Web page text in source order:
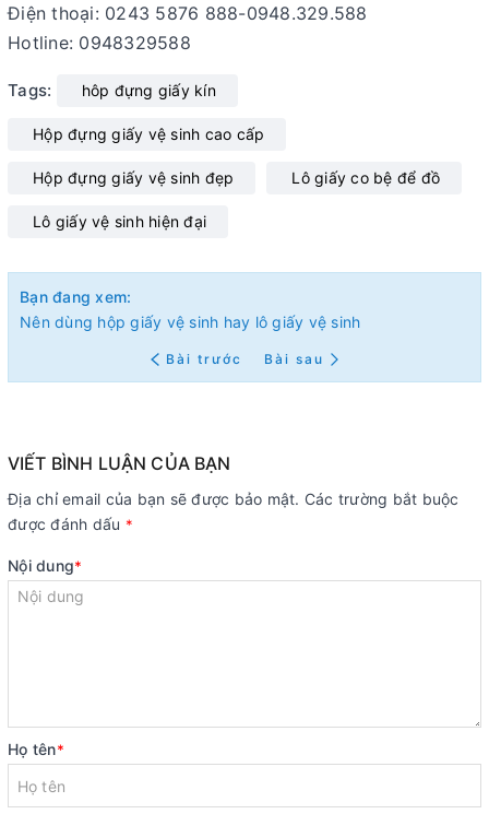
Điện thoại: 0243 5876 888-0948.329.588
Hotline: 0948329588
Tags: hôp đựng giấy kín
Hộp đựng giấy vệ sinh cao cấp
Hộp đựng giấy vệ sinh đẹp Lô giấy co bệ để đồ
Lô giấy vệ sinh hiện đại
Bạn đang xem:
Nên dùng hộp giấy vệ sinh hay lô giấy vệ sinh
Bài trước Bài sau
VIẾT BÌNH LUẬN CỦA BẠN
Địa chỉ email của bạn sẽ được bảo mật. Các trường bắt buộc
được đánh dấu *
Nội dung*
Họ tên*